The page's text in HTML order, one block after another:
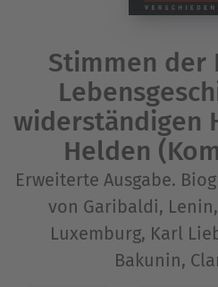
Stimmen der
widerständigen
Helden
Erweiterte Ausgabe.
von Garibaldi,
Luxemburg, Karl
Bakunin,